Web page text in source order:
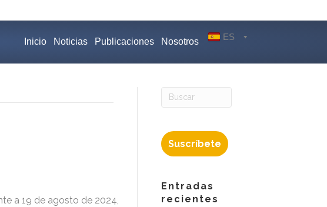
Inicio Noticias Publicaciones Nosotros ES
a 19 de agosto de 2024,
Suscríbete
Entradas
recientes